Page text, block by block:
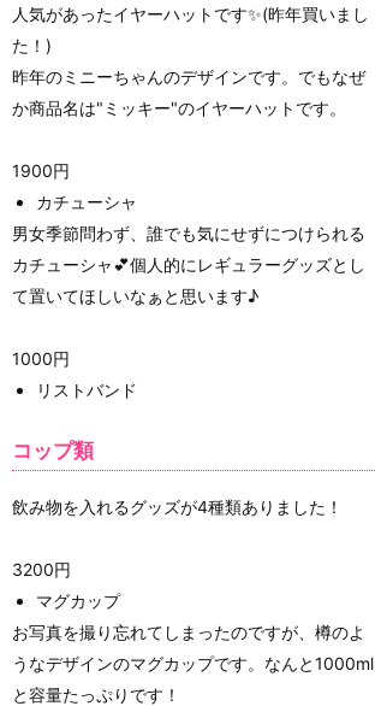
人気があったイヤーハットです✨(昨年買いまし
た！)
昨年のミニーちゃんのデザインです。でもなぜ
か商品名は"ミッキー"のイヤーハットです。
1900円
カチューシャ
男女季節問わず、誰でも気にせずにつけられる
カチューシャ💕個人的にレギュラーグッズとし
て置いてほしいなぁと思います♪
1000円
リストバンド
コップ類
飲み物を入れるグッズが4種類ありました！
3200円
マグカップ
お写真を撮り忘れてしまったのですが、樽のよ
うなデザインのマグカップです。なんと1000ml
と容量たっぷりです！